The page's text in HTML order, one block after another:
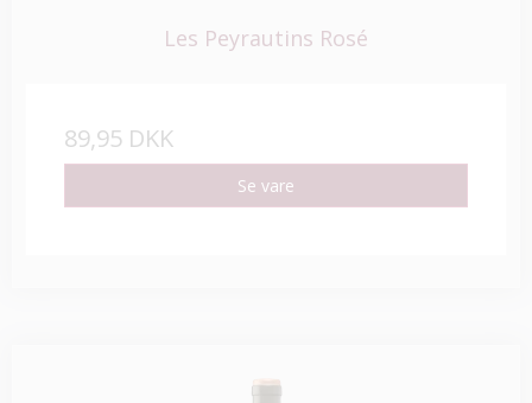
Les Peyrautins Rosé
89,95 DKK
Se vare